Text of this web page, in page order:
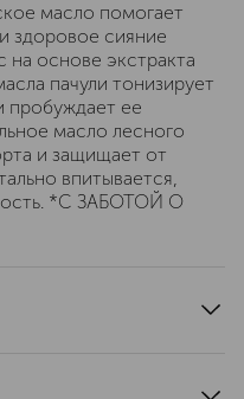
масло помогает
здоровое сияние
основе экстракта
пачули тонизирует
пробуждает ее
масло лесного
и защищает от
впитывается,
*С ЗАБОТОЙ О